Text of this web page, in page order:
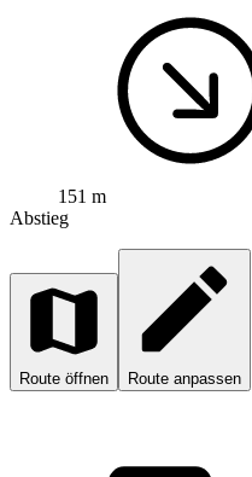
151 m
Abstieg
Route öffnen Route anpassen